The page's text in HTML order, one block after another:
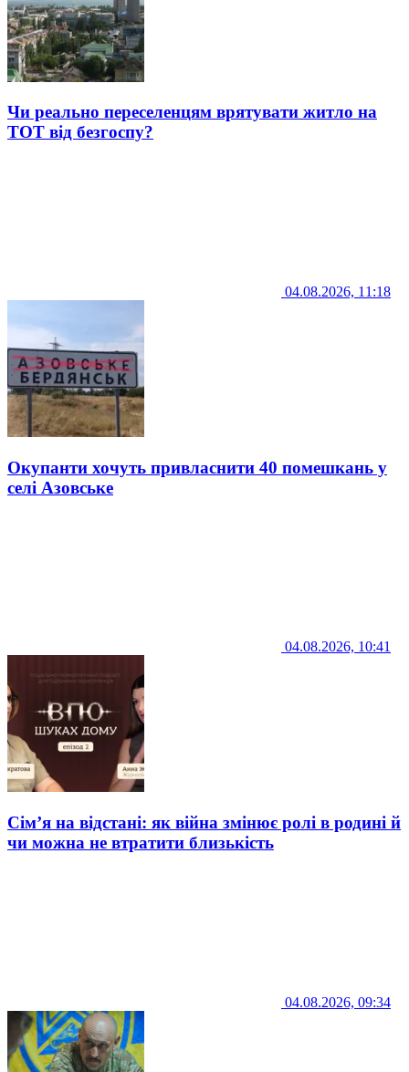
Чи реально переселенцям врятувати житло на
ТОТ від безгоспу?
04.08.2026, 11:18
Окупанти хочуть привласнити 40 помешкань у
селі Азовське
04.08.2026, 10:41
Сім’я на відстані: як війна змінює ролі в родині й
чи можна не втратити близькість
04.08.2026, 09:34